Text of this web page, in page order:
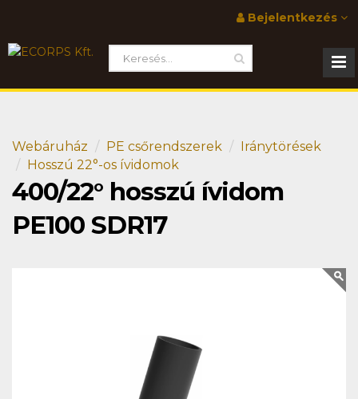
Bejelentkezés
Webáruház PE csőrendszerek
Iránytörések
Hosszú 22°-os ívidomok
400/22° hosszú ívidom
PE100 SDR17